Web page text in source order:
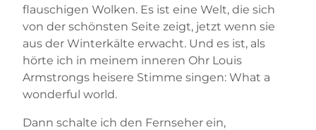
flauschigen Wolken. Es ist eine Welt, die sich
von der schönsten Seite zeigt, jetzt wenn sie
aus der Winterkälte erwacht. Und es ist, als
hörte ich in meinem inneren Ohr Louis
Armstrongs heisere Stimme singen: What a
wonderful world.
Dann schalte ich den Fernseher ein,